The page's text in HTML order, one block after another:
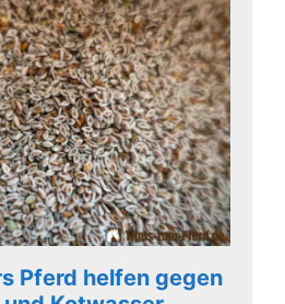
Pferd helfen gegen